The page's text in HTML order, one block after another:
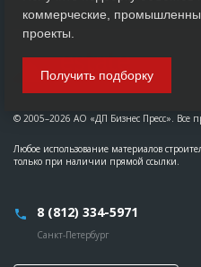
© 2005–2026 АО «ДП Бизнес Пресс». Все
Любое использование материалов
только при наличии прямой ссылки.
8 (812) 334-5971
Санкт-Петербург
коммерческие,
проекты.
Получить подборку